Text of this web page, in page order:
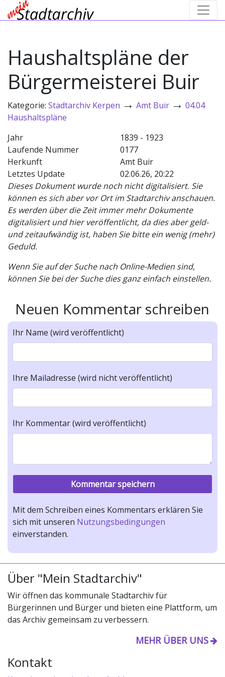
Haushaltspläne der
Bürgermeisterei Buir
Kategorie: Stadtarchiv Kerpen → Amt Buir → 04.04
Haushaltspläne
Jahr
1839 - 1923
Laufende Nummer
0177
Herkunft
Amt Buir
Letztes Update
02.06.26, 20:22
Dieses Dokument wurde noch nicht digitalisiert. Sie
können es sich aber vor Ort im Stadtarchiv anschauen.
Es werden über die Zeit immer mehr Dokumente
digitalisiert und hier veröffentlicht, da dies aber geld-
und zeitaufwändig ist, haben Sie bitte ein wenig (mehr)
Geduld.
Wenn Sie auf der Suche nach Online-Medien sind,
können Sie bei der Suche dies ganz einfach einstellen.
Neuen Kommentar schreiben
Ihr Name (wird veröffentlicht)
Ihre Mailadresse (wird nicht veröffentlicht)
Ihr Kommentar (wird veröffentlicht)
Mit dem Schreiben eines Kommentars erklären Sie
sich mit unseren Nutzungsbedingungen
einverstanden.
Über "Mein Stadtarchiv"
Wir öffnen das kommunale Stadtarchiv für
Bürgerinnen und Bürger und bieten eine Plattform, um
das Archiv gemeinsam zu verbessern.
MEHR ÜBER UNS
Kontakt